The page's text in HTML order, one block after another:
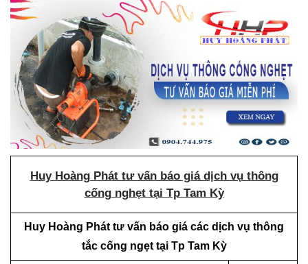
Huy Hoàng Phát tư vấn báo giá dịch vụ thông
cống nghẹt tại Tp Tam Kỳ
Huy Hoàng Phát tư vấn báo giá các dịch vụ thông
tắc cống ngẹt tại Tp Tam Kỳ